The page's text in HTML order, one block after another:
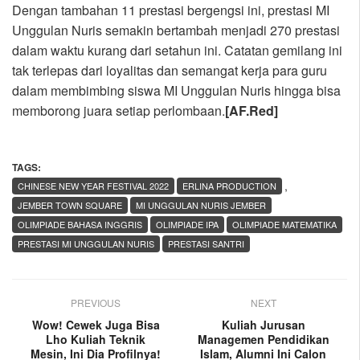
Dengan tambahan 11 prestasi bergengsi ini, prestasi MI
Unggulan Nuris semakin bertambah menjadi 270 prestasi
dalam waktu kurang dari setahun ini. Catatan gemilang ini
tak terlepas dari loyalitas dan semangat kerja para guru
dalam membimbing siswa MI Unggulan Nuris hingga bisa
memborong juara setiap perlombaan.[AF.Red]
TAGS:
,
CHINESE NEW YEAR FESTIVAL 2022
ERLINA PRODUCTION
JEMBER TOWN SQUARE
MI UNGGULAN NURIS JEMBER
OLIMPIADE BAHASA INGGRIS
OLIMPIADE IPA
OLIMPIADE MATEMATIKA
PRESTASI MI UNGGULAN NURIS
PRESTASI SANTRI
PREVIOUS
Wow! Cewek Juga Bisa
Lho Kuliah Teknik
Mesin, Ini Dia Profilnya!
NEXT
Kuliah Jurusan
Managemen Pendidikan
Islam, Alumni Ini Calon